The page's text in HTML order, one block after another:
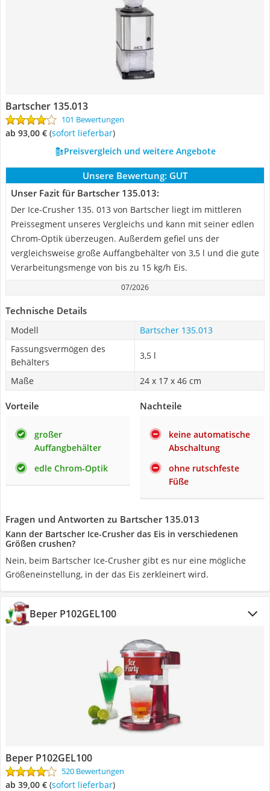
Bartscher 135.013
101 Bewertungen
ab 93,00 € ( Sofort lieferbar)
Preisvergleich und weitere Angebote
Unsere Bewertung: GUT
Unser Fazit für Bartscher 135.013:
Der Ice-Crusher 135. 013 von Bartscher liegt im mittleren
Preissegment unseres Vergleichs und kann mit seiner edlen
Chrom-Optik überzeugen. Außerdem gefiel uns der
vergleichsweise große Auffangbehälter von 3,5 l und die gute
Verarbeitungsmenge von bis zu 15 kg/h Eis.
07/2026
Technische Details
Modell
Bartscher 135.013
Fassungsvermögen des
Behälters
3,5 l
Maße 24 x 17 x 46 cm
Vorteile
großer
Auffangbehälter
edle Chrom-Optik
Nachteile
keine automatische
Abschaltung
ohne rutschfeste
Füße
Fragen und Antworten zu Bartscher 135.013
Kann der Bartscher Ice-Crusher das Eis in verschiedenen
Größen crushen?
Nein, beim Bartscher Ice-Crusher gibt es nur eine mögliche
Größeneinstellung, in der das Eis zerkleinert wird.
Beper P102GEL100
Beper P102GEL100
520 Bewertungen
ab 39,00 € ( Sofort lieferbar)